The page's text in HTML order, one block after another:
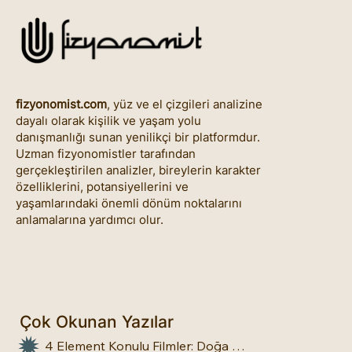
fizyonomist.com, yüz ve el çizgileri analizine
dayalı olarak kişilik ve yaşam yolu
danışmanlığı sunan yenilikçi bir platformdur.
Uzman fizyonomistler tarafından
gerçekleştirilen analizler, bireylerin karakter
özelliklerini, potansiyellerini ve
yaşamlarındaki önemli dönüm noktalarını
anlamalarına yardımcı olur.
Çok Okunan Yazılar
4 Element Konulu Filmler: Doğa Üstü Güçler